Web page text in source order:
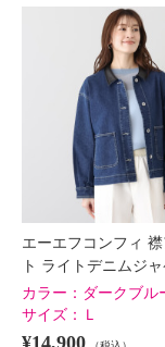
エーエフコンフィ
ト ライトデニムジ
カラー： ダークブル
サイズ：
Ｌ